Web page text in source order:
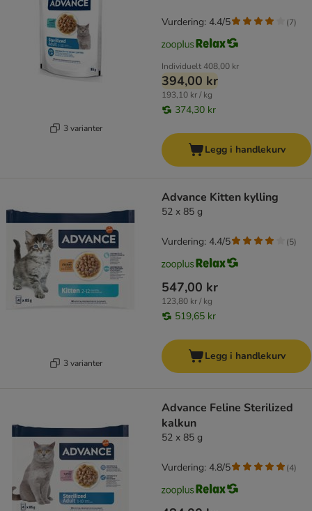
3 varianter
Individuelt408,00 kr
394,00 kr
193,10 kr / kg
374,30 kr
Vurdering: 4.4/5 (7)
Legg i handlekurv
3 varianter
Advance Kitten kylling
52 x 85 g
547,00 kr
123,80 kr / kg
519,65 kr
Vurdering: 4.4/5 (5)
Legg i handlekurv
Advance Feline Sterilized
kalkun
52 x 85 g
Vurdering: 4.8/5 (4)